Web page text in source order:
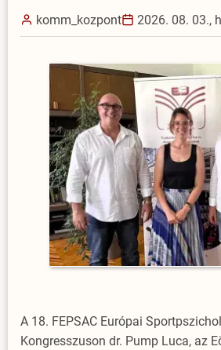
komm_kozpont 2026. 08. 03.,
A 18. FEPSAC Európai
Kongresszuson dr. Pump Luca, az